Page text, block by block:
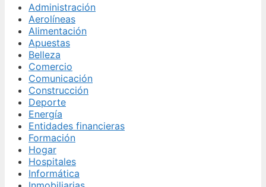
Administración
Aerolíneas
Alimentación
Apuestas
Belleza
Comercio
Comunicación
Construcción
Deporte
Energía
Entidades financieras
Formación
Hogar
Hospitales
Informática